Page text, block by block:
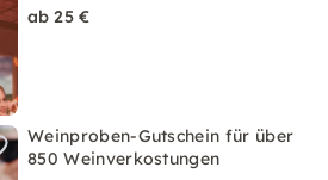
ab 25 €
Weinproben-Gutschein für über
850 Weinverkostungen